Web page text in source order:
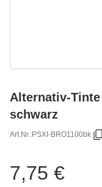
Alternativ-
schwarz
Art.Nr.:PSXI-BRO1100bk
7,75 €